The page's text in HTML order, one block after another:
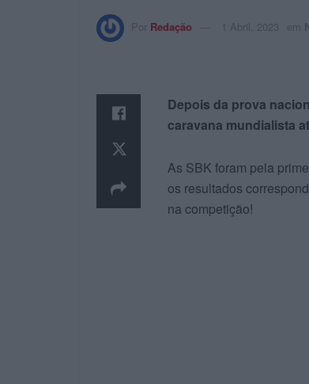
Por Redação 1 Abril, 2023 em
Depois da prova
caravana mundialista
As SBK foram pela
os resultados
na competição!